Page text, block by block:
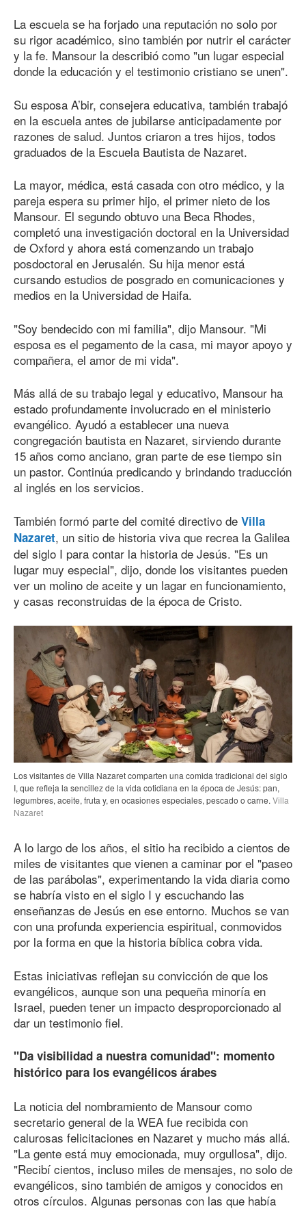
La escuela se ha forjado una reputación no solo por
su rigor académico, sino también por nutrir el carácter
y la fe. Mansour la describió como "un lugar especial
donde la educación y el testimonio cristiano se unen".
Su esposa A’bir, consejera educativa, también trabajó
en la escuela antes de jubilarse anticipadamente por
razones de salud. Juntos criaron a tres hijos, todos
graduados de la Escuela Bautista de Nazaret.
La mayor, médica, está casada con otro médico, y la
pareja espera su primer hijo, el primer nieto de los
Mansour. El segundo obtuvo una Beca Rhodes,
completó una investigación doctoral en la Universidad
de Oxford y ahora está comenzando un trabajo
posdoctoral en Jerusalén. Su hija menor está
cursando estudios de posgrado en comunicaciones y
medios en la Universidad de Haifa.
"Soy bendecido con mi familia", dijo Mansour. "Mi
esposa es el pegamento de la casa, mi mayor apoyo y
compañera, el amor de mi vida".
Más allá de su trabajo legal y educativo, Mansour ha
estado profundamente involucrado en el ministerio
evangélico. Ayudó a establecer una nueva
congregación bautista en Nazaret, sirviendo durante
15 años como anciano, gran parte de ese tiempo sin
un pastor. Continúa predicando y brindando traducción
al inglés en los servicios.
También formó parte del comité directivo de Villa
Nazaret, un sitio de historia viva que recrea la Galilea
del siglo I para contar la historia de Jesús. "Es un
lugar muy especial", dijo, donde los visitantes pueden
ver un molino de aceite y un lagar en funcionamiento,
y casas reconstruidas de la época de Cristo.
Los visitantes de Villa Nazaret comparten una comida tradicional del siglo
I, que refleja la sencillez de la vida cotidiana en la época de Jesús: pan,
legumbres, aceite, fruta y, en ocasiones especiales, pescado o carne. Villa
Nazaret
A lo largo de los años, el sitio ha recibido a cientos de
miles de visitantes que vienen a caminar por el "paseo
de las parábolas", experimentando la vida diaria como
se habría visto en el siglo I y escuchando las
enseñanzas de Jesús en ese entorno. Muchos se van
con una profunda experiencia espiritual, conmovidos
por la forma en que la historia bíblica cobra vida.
Estas iniciativas reflejan su convicción de que los
evangélicos, aunque son una pequeña minoría en
Israel, pueden tener un impacto desproporcionado al
dar un testimonio fiel.
"Da visibilidad a nuestra comunidad": momento
histórico para los evangélicos árabes
La noticia del nombramiento de Mansour como
secretario general de la WEA fue recibida con
calurosas felicitaciones en Nazaret y mucho más allá.
"La gente está muy emocionada, muy orgullosa", dijo.
"Recibí cientos, incluso miles de mensajes, no solo de
evangélicos, sino también de amigos y conocidos en
otros círculos. Algunas personas con las que había